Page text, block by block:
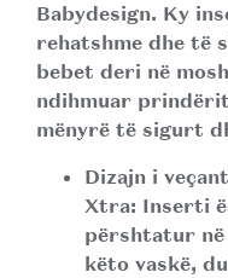
Babydesign. Ky
rehatshme dhe të
bebet deri në
ndihmuar
mënyrë të sigurt
Dizajn i
Xtra: Inserti
përshtatur
këto vaskë,